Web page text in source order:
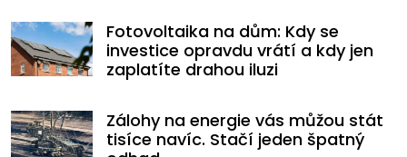
Fotovoltaika na dům: Kdy se
investice opravdu vrátí a kdy jen
zaplatíte drahou iluzi
Zálohy na energie vás můžou stát
tisíce navíc. Stačí jeden špatný